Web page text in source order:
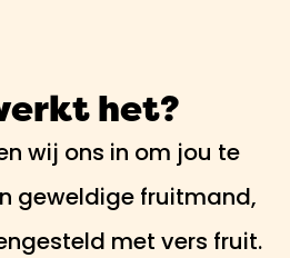
het?
wij ons in om jou te
geweldige fruitmand,
met vers fruit.